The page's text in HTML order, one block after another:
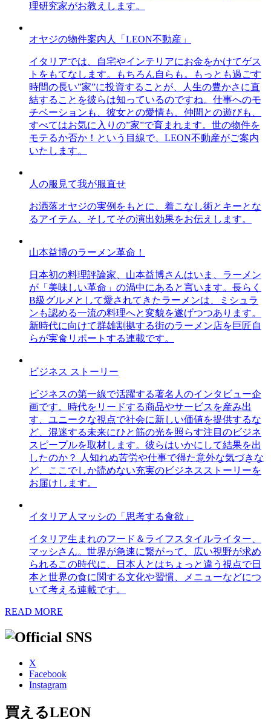
理研究家がお教えします。
オヤジの物件案内人「LEON不動産」
イタリアでは、自宅やインテリアにお金をかけてゲス
トをもてなします。もちろん自らも。もっとも過ごす
時間の長い”家”に投資することが、人生の豊かさに直
結することを彼らは知っているのですね。仕事へのモ
チベーションも、彼女との愛情も、仲間との遊びも、
すべてはお気に入りの”家”で育まれます。世の物件を
モテるか否か！という目線で、LEON不動産がご案内
いたします。
人の服見て我が服直せ
お洒落オヤジの実例をもとに、着こなし術とキーとな
るアイテム、そしてその演出効果をお伝えします。
山本益博のラーメン革命！
日本初の料理評論家、山本益博さんはいま、ラーメン
が「美味しい革命」の渦中にあると言います。長らく
B級グルメとして愛されてきたラーメンは、ミシュラ
ンも認める一流の料理へと変貌を遂げつつあります。
新時代に向けて群雄割拠する街のラーメン店を巨匠自
らが実食リポートする連載です。
ビジネス ストーリー
ビジネスの第一線で活躍する著名人のインタビュー企
画です。時代をリードする商品やサービスを産み出
す、ユニークな視点で社会に新しい価値を提供するな
ど、混迷する未来にひと筋の光を照らす注目のビジネ
スピープルを取材します。彼らはいかにして結果を出
したのか？ 人知れぬ苦労や仕事で得た意外な気づきな
ど、ここでしか読めない充実のビジネスストーリーを
お届けします。
イタリア人マッシの「思考する食欲」
イタリア生まれのフード＆ライフスタイルライター、
マッシさん。世界が急速に繋がって、広い視野が求め
られるこの時代に、日本人とはちょっと違う視点で日
本と世界の食に関する文化や習慣、メニューなどにつ
いて考える連載です。
READ MORE
X
Facebook
Instagram
買えるLEON